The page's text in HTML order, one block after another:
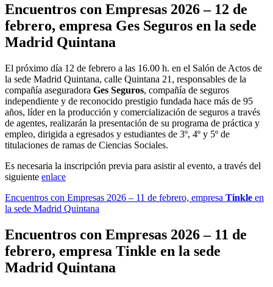
Encuentros con Empresas 2026 – 12 de
febrero, empresa Ges Seguros en la sede
Madrid Quintana
El próximo día 12 de febrero a las 16.00 h. en el Salón de Actos de
la sede Madrid Quintana, calle Quintana 21, responsables de la
compañía aseguradora Ges Seguros, compañía de seguros
independiente y de reconocido prestigio fundada hace más de 95
años, líder en la producción y comercialización de seguros a través
de agentes, realizarán la presentación de su programa de práctica y
empleo, dirigida a egresados y estudiantes de 3º, 4º y 5º de
titulaciones de ramas de Ciencias Sociales.
Es necesaria la inscripción previa para asistir al evento, a través del
siguiente enlace
Encuentros con Empresas 2026 – 11 de febrero, empresa Tinkle en
la sede Madrid Quintana
Encuentros con Empresas 2026 – 11 de
febrero, empresa Tinkle en la sede
Madrid Quintana